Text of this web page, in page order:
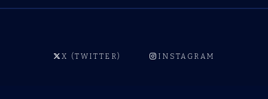
X (TWITTER) INSTAGRAM